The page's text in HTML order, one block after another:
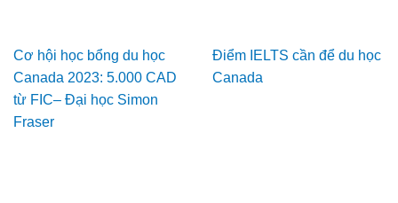
Cơ hội học bổng du học
Canada 2023: 5.000 CAD
từ FIC– Đại học Simon
Fraser
Điểm IELTS cần để du học
Canada